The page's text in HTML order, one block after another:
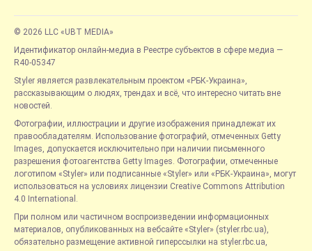
© 2026 LLC «UBT MEDIA»
Идентификатор онлайн-медиа в Реестре субъектов в сфере медиа —
R40-05347
Styler является развлекательным проектом «РБК-Украина»,
рассказывающим о людях, трендах и всё, что интересно читать вне
новостей.
Фотографии, иллюстрации и другие изображения принадлежат их
правообладателям. Использование фотографий, отмеченных Getty
Images, допускается исключительно при наличии письменного
разрешения фотоагентства Getty Images. Фотографии, отмеченные
логотипом «Styler» или подписанные «Styler» или «РБК-Украина», могут
использоваться на условиях лицензии Creative Commons Attribution
4.0 International.
При полном или частичном воспроизведении информационных
материалов, опубликованных на вебсайте «Styler» (styler.rbc.ua),
обязательно размещение активной гиперссылки на styler.rbc.ua,